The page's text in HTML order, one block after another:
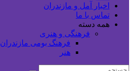
اخبار آمل و مازندران
تماس با ما
همه دسته
فرهنگی و هنری
فرهنگ بومی مازندران
هنر